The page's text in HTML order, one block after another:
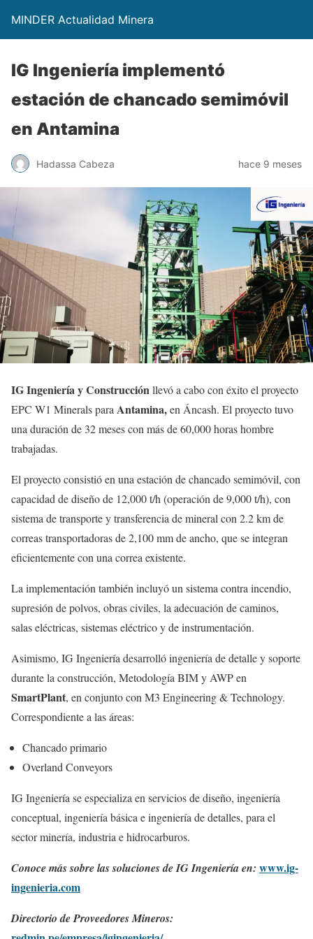
MINDER Actualidad Minera
IG Ingeniería implementó
estación de chancado semimóvil
en Antamina
Hadassa Cabeza hace 9 meses
IG Ingeniería y Construcciónllevó a cabo con éxito el proyecto
EPC W1 Minerals para Antamina,en Áncash. El proyecto tuvo
una duración de 32 meses con más de 60,000 horas hombre
trabajadas.
El proyecto consistió en una estación de chancado semimóvil, con
capacidad de diseño de 12,000 t/h (operación de 9,000 t/h), con
sistema de transporte y transferencia de mineral con 2.2 km de
correas transportadoras de 2,100 mm de ancho, que se integran
eficientemente con una correa existente.
La implementación también incluyó un sistema contra incendio,
supresión de polvos, obras civiles, la adecuación de caminos,
salas eléctricas, sistemas eléctrico y de instrumentación.
Asimismo, IG Ingeniería desarrolló ingeniería de detalle y soporte
durante la construcción, Metodología BIM y AWP en
SmartPlant, en conjunto con M3 Engineering & Technology.
Correspondiente a las áreas:
Chancado primario
Overland Conveyors
IG Ingeniería se especializa en servicios de diseño, ingeniería
conceptual, ingeniería básica e ingeniería de detalles, para el
sector minería, industria e hidrocarburos.
Conoce más sobre las soluciones de IG Ingeniería en: www.ig-
ingenieria.com
Directorio de Proveedores Mineros: